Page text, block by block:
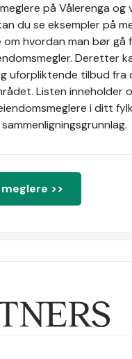
på Vålerenga og
du se eksempler på
om hvordan man bør gå
Deretter
uforpliktende tilbud fra
Listen inneholder
i ditt
>>